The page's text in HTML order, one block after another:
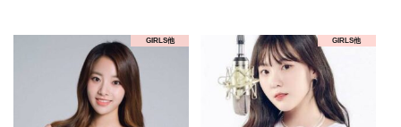
GIRLS他 GIRLS他